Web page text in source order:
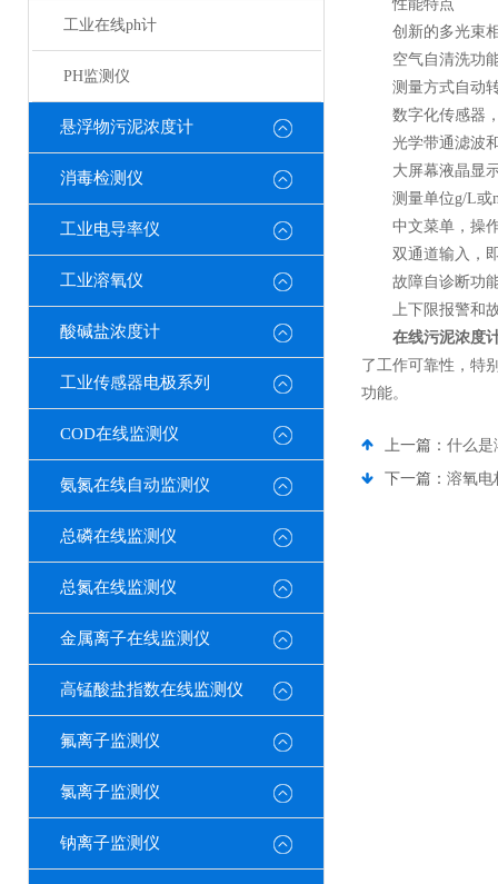
工业在线ph计
PH监测仪
悬浮物污泥浓度计
消毒检测仪
工业电导率仪
工业溶氧仪
酸碱盐浓度计
工业传感器电极系列
COD在线监测仪
氨氮在线自动监测仪
总磷在线监测仪
总氮在线监测仪
金属离子在线监测仪
高锰酸盐指数在线监测仪
氟离子监测仪
氯离子监测仪
钠离子监测仪
性能特点
创新的多光束相
空气自清洗功能
测量方式自动转
数字化传感器，
光学带通滤波和
大屏幕液晶显示
测量单位g/L或
中文菜单，操
双通道输入，即
故障自诊断功
上下限报警和故
在线污泥浓度
了工作可靠性，特
功能。
上一篇： 什么是
下一篇： 溶氧电